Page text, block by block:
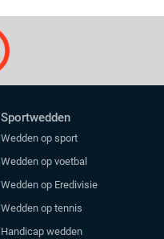
Sportwedden
Wedden op sport
Wedden op voetbal
Wedden op Eredivisie
Wedden op tennis
Handicap wedden